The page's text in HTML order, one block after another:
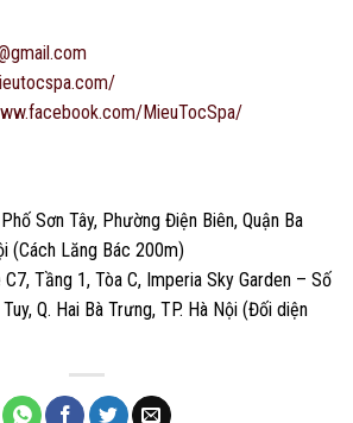
MieuTocSpa/
Sơn Tây, Phường Điện Biên, Quận Ba
(Cách Lăng Bác 200m)
Tầng 1, Tòa C, Imperia Sky Garden – Số
Q. Hai Bà Trưng, TP. Hà Nội (Đối diện